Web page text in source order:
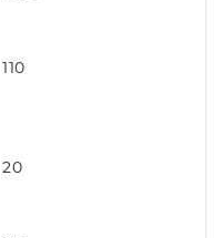
110
20